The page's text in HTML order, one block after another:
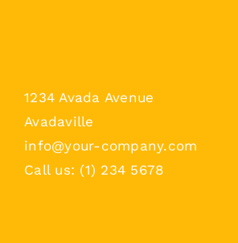
1234 Avada Avenue
Avadaville
info@your-company.com
Call us: (1) 234 5678